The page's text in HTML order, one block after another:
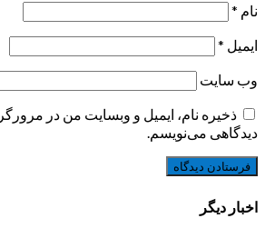
نام *
ایمیل *
وب‌ سایت
ذخیره نام، ایمیل و وبسایت من در
دیدگاهی می‌نویسم.
اخبار دیگر